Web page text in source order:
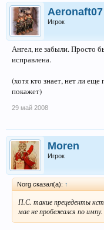
Aeronaft07
Игрок
Ангел, не забыли. Просто
исправлена.
(хотя кто знает, нет ли
покажет)
29 май 2008
Moren
Игрок
Norg сказал(а): ↑
П.С. такие прецеденты
мае не пробежался по импу.